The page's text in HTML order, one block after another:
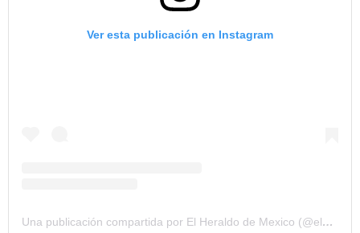
Ver esta publicación en Instagram
Una publicación compartida por El Heraldo de Mexico (@elheraldodemexico)